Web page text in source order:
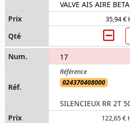
VALVE AIS AIRE BETA
35,94 €
17
024370408000
SILENCIEUX RR 2T
122,65 €